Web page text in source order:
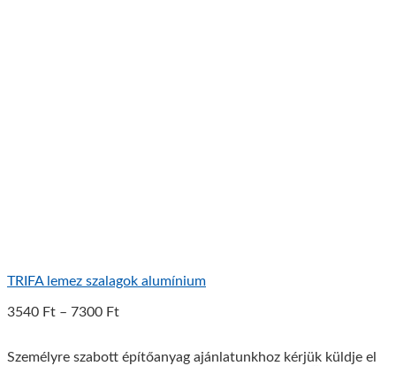
TRIFA lemez szalagok alumínium
3540 Ft – 7300 Ft
Személyre szabott építőanyag ajánlatunkhoz kérjük küldje el